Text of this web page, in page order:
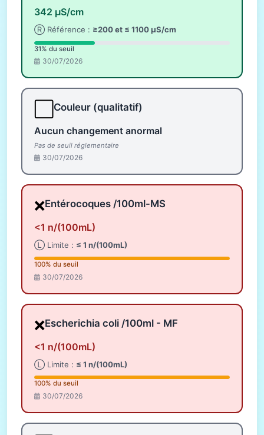
342 µS/cm
Ⓡ Référence : ≥200 et ≤ 1100 µS/cm
31% du seuil
30/07/2026
Couleur (qualitatif)
Aucun changement anormal
Pas de seuil réglementaire
30/07/2026
❌Entérocoques /100ml-MS
<1 n/(100mL)
Ⓛ Limite : ≤ 1 n/(100mL)
100% du seuil
30/07/2026
❌Escherichia coli /100ml - MF
<1 n/(100mL)
Ⓛ Limite : ≤ 1 n/(100mL)
100% du seuil
30/07/2026